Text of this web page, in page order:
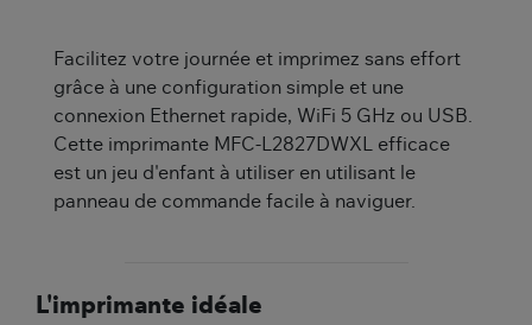
Facilitez votre journée et imprimez sans effort
grâce à une configuration simple et une
connexion Ethernet rapide, WiFi 5 GHz ou USB.
Cette imprimante MFC-L2827DWXL efficace
est un jeu d'enfant à utiliser en utilisant le
panneau de commande facile à naviguer.
L'imprimante idéale